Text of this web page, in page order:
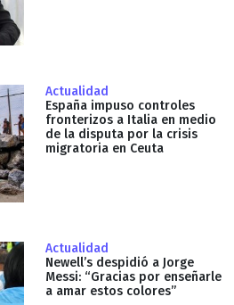
Actualidad
España impuso controles
fronterizos a Italia en medio
de la disputa por la crisis
migratoria en Ceuta
Actualidad
Newell’s despidió a Jorge
Messi: “Gracias por enseñarle
a amar estos colores”